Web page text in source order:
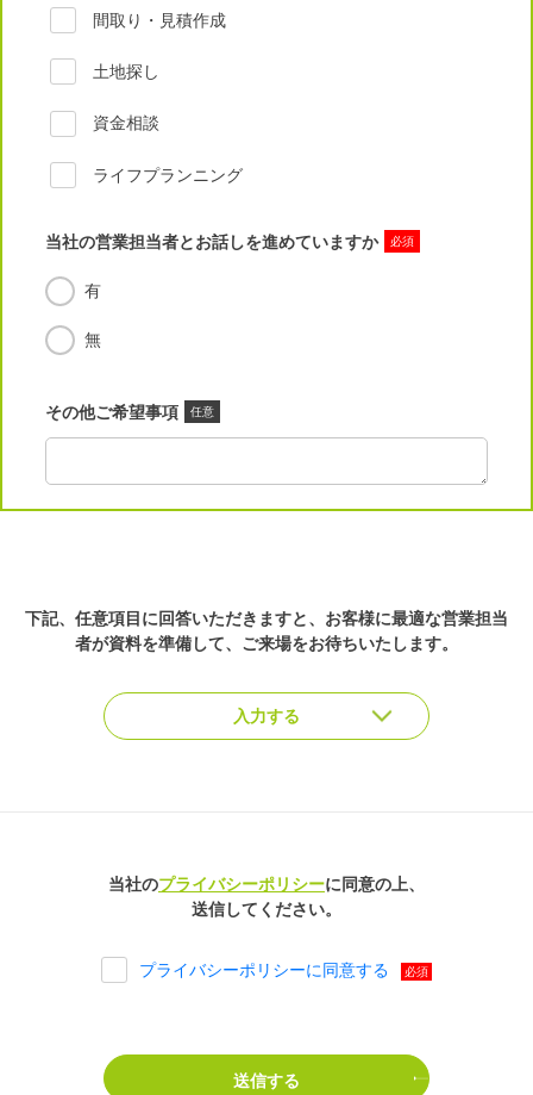
間取り・見積作成
土地探し
資金相談
ライフプランニング
当社の営業担当者とお話しを進めていますか 必須
有
無
その他ご希望事項 任意
下記、任意項目に回答いただきますと、 お客様に最適な営業担当
者が資料を準備して、ご来場をお待ちいたします。
当社のプライバシーポリシーに同意の上、
送信してください。
プライバシーポリシーに同意する 必須